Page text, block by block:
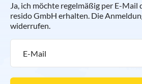
Ja, ich möchte regelmäßig per E-
resido GmbH erhalten. Die
widerrufen.